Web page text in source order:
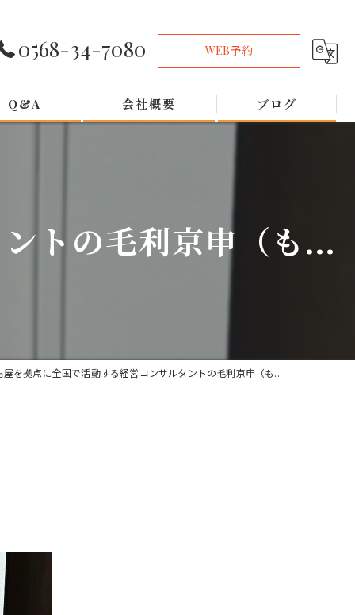
0568-34-7080 WEB予約
Q&A 会社概要 ブログ
トの毛利京申（も...
屋を拠点に全国で活動する経営コンサルタントの毛利京申（も...